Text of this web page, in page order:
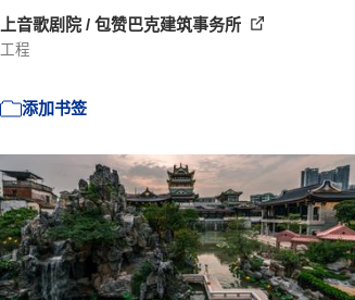
上音歌剧院 / 包赞巴克建筑事务所
工程
添加书签